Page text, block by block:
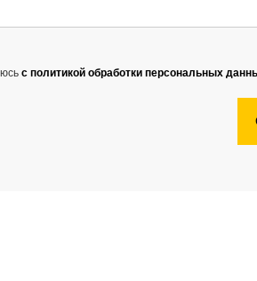
с политикой обработки персональных